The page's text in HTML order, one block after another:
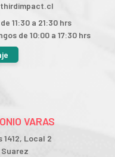
11:30 a 21:30 hrs
de 10:00 a 17:30 hrs
VARAS
1412, Local 2